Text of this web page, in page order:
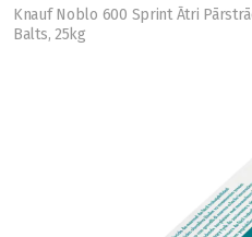
Knauf Noblo 600 Sprint Ātri
Balts, 25kg